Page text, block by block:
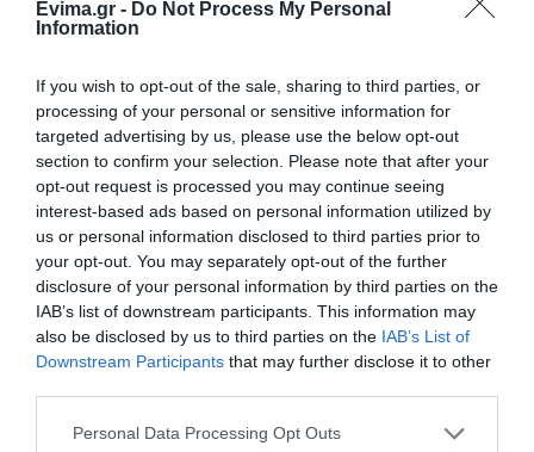
Evima.gr - Do Not Process My Personal
Information
If you wish to opt-out of the sale, sharing to third parties, or
processing of your personal or sensitive information for
targeted advertising by us, please use the below opt-out
section to confirm your selection. Please note that after your
opt-out request is processed you may continue seeing
interest-based ads based on personal information utilized by
us or personal information disclosed to third parties prior to
your opt-out. You may separately opt-out of the further
disclosure of your personal information by third parties on the
IAB’s list of downstream participants. This information may
also be disclosed by us to third parties on the IAB’s List of
Downstream Participants that may further disclose it to other
Please note that this website/app uses one or more Google
Personal Data Processing Opt Outs
Καφές: Τα οφέλη της μέτριας
στο μικροβίωμα του εντέρου
06.08.2026 | 21:00
«Ανάσα» για τους αγρότες στην
Εύβοια: Ολοκληρώθηκε μεγάλο
έργο
06.08.2026 | 20:40
Ο λόγος που τηγανίζουμε ψάρια
του Σωτήρος – Πως θα κάνετε το
τέλειο μαγείρεμα
06.08.2026 | 20:20
τη ζωή ο 37χρονος που είχε
μέτρα που ανακοίνωσε
περιοχές της Στερεάς
Σε κλίμα συγκίνησης η
κηδεία του Γιάννη
Βαρβιτσιώτη –
Πολιτικοί και πλήθος
χαίρε
Έκτακτο: Συνάντηση
Σπανού – Γεωργιάδη
στη Λαμία